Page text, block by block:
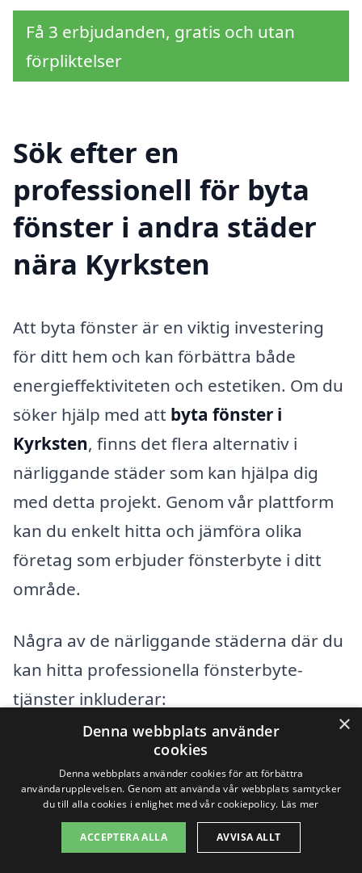
Få 3 erbjudanden, gratis och utan
förpliktelser
Sök efter en
professionell för byta
fönster i andra städer
nära Kyrksten
Att byta fönster är en viktig investering
för ditt hem och kan förbättra både
energieffektiviteten och estetiken. Om du
söker hjälp med att byta fönster i
Kyrksten, finns det flera alternativ i
närliggande städer som kan hjälpa dig
med detta projekt. Genom vår plattform
kan du enkelt hitta och jämföra olika
företag som erbjuder fönsterbyte i ditt
område.
Några av de närliggande städerna där du
kan hitta professionella fönsterbyte-
tjänster inkluderar:
Filipstad
Kopparberg
×
Denna webbplats använder
cookies
Denna webbplats använder cookies för att förbättra
användarupplevelsen. Genom att använda vår webbplats samtycker
du till alla cookies i enlighet med vår cookiepolicy. Läs mer
ACCEPTERA ALLA AVVISA ALLT